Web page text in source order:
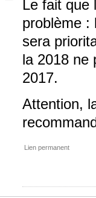
Le fait que
problème :
sera
la 2018 ne
2017.
Attention,
Lien permanent